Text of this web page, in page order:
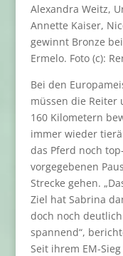
Alexandra Weitz,
Annette Kaiser,
gewinnt Bronze
Ermelo. Foto (c):
Bei den
müssen die Reiter
160 Kilometern
immer wieder
das Pferd noch
vorgegebenen
Strecke gehen.
Ziel hat Sabrina
doch noch
spannend“,
Seit ihrem EM-